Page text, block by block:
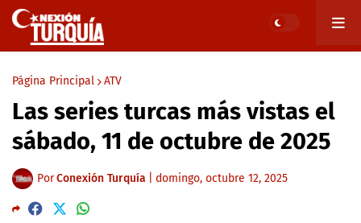
Página Principal ATV
Las series turcas más vistas el
sábado, 11 de octubre de 2025
PorConexión Turquía domingo, octubre 12, 2025